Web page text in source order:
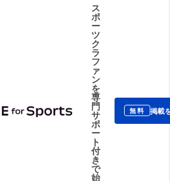
ス
ポ
ー
ツ
ク
ラ
フ
ァ
ン
を
専
門
サ
ポ
ー
ト
付
き
で
始
無料 掲載